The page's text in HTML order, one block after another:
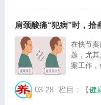
肩颈酸痛“犯病”时，拾
在快节
题，尤
案工作，
久而久之
03-28 栏目：【健